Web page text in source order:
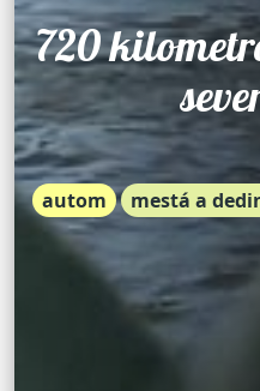
720
autom mestá a